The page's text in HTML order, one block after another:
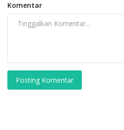
Komentar
Posting Komentar